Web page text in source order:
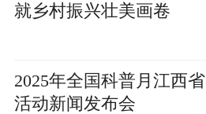
就乡村振兴壮美画卷
2025年全国科普月江西省
活动新闻发布会